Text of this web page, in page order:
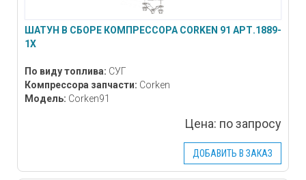
ШАТУН В СБОРЕ КОМПРЕССОРА CORKEN 91 АРТ.1889-
1Х
По виду топлива: СУГ
Компрессора запчасти: Corken
Модель: Corken91
Цена: по запросу
ДОБАВИТЬ В ЗАКАЗ